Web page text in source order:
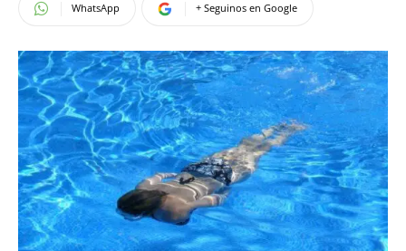
WhatsApp + Seguinos en Google